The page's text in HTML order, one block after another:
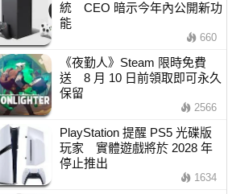
統 CEO 暗示今年內公開新功
能
660
《夜勤人》Steam 限時免費
送 8 月 10 日前領取即可永久
保留
2566
PlayStation 提醒 PS5 光碟版
玩家 實體遊戲將於 2028 年
停止推出
1634